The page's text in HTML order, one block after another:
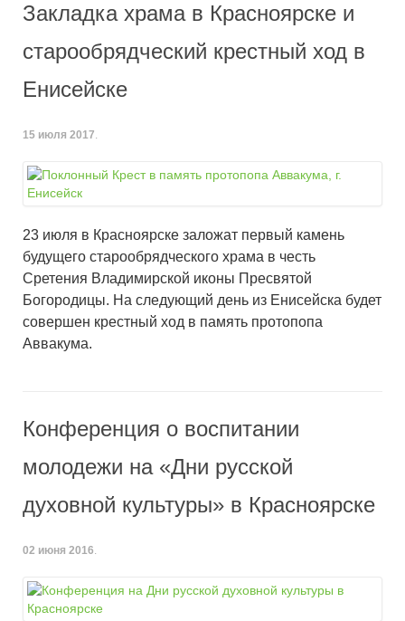
Закладка храма в Красноярске и
старообрядческий крестный ход в
Енисейске
15 июля 2017
23 июля в Красноярске заложат первый камень
будущего старообрядческого храма в честь
Сретения Владимирской иконы Пресвятой
Богородицы. На следующий день из Енисейска будет
совершен крестный ход в память протопопа
Аввакума.
Конференция о воспитании
молодежи на «Дни русской
духовной культуры» в Красноярске
02 июня 2016